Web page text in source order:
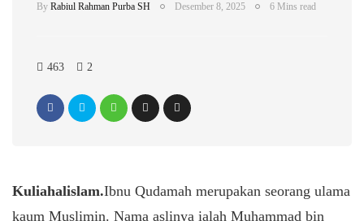
By Rabiul Rahman Purba SH Desember 8, 2025 6 Mins read
463 2
Kuliahalislam.Ibnu Qudamah merupakan seorang ulama
kaum Muslimin. Nama aslinya ialah Muhammad bin